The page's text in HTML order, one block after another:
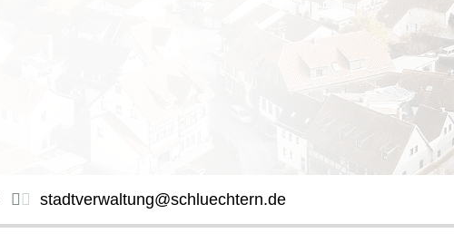
stadtverwaltung@schluechtern.de